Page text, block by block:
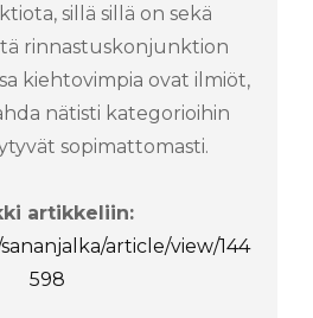
sillä sillä on sekä
rinnastuskonjunktion
kiehtovimpia ovat ilmiöt,
nätisti kategorioihin
sopimattomasti.
artikkeliin:
article/view/144
598